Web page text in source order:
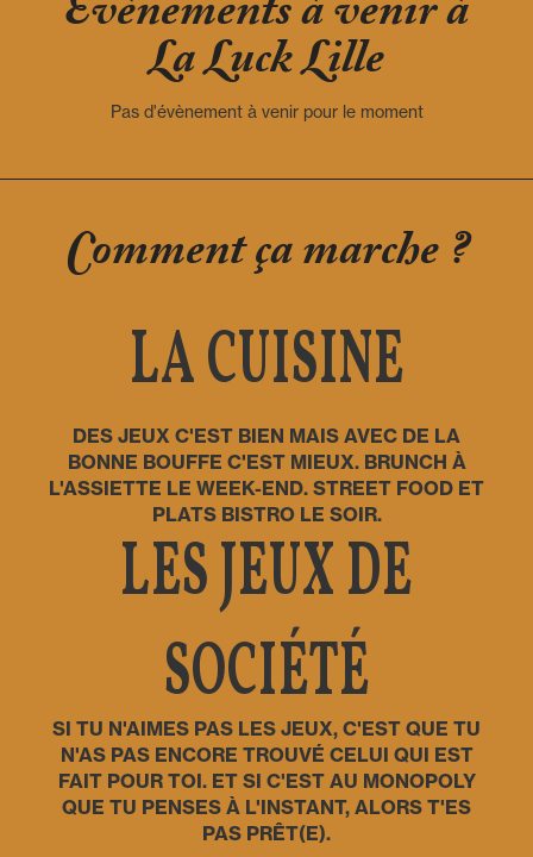
Evènements à venir à
La Luck Lille
Pas d'évènement à venir pour le moment
Comment ça marche ?
LA CUISINE
DES JEUX C'EST BIEN MAIS AVEC DE LA
BONNE BOUFFE C'EST MIEUX. BRUNCH À
L'ASSIETTE LE WEEK-END. STREET FOOD ET
PLATS BISTRO LE SOIR.
LES JEUX DE
SOCIÉTÉ
SI TU N'AIMES PAS LES JEUX, C'EST QUE TU
N'AS PAS ENCORE TROUVÉ CELUI QUI EST
FAIT POUR TOI. ET SI C'EST AU MONOPOLY
QUE TU PENSES À L'INSTANT, ALORS T'ES
PAS PRÊT(E).